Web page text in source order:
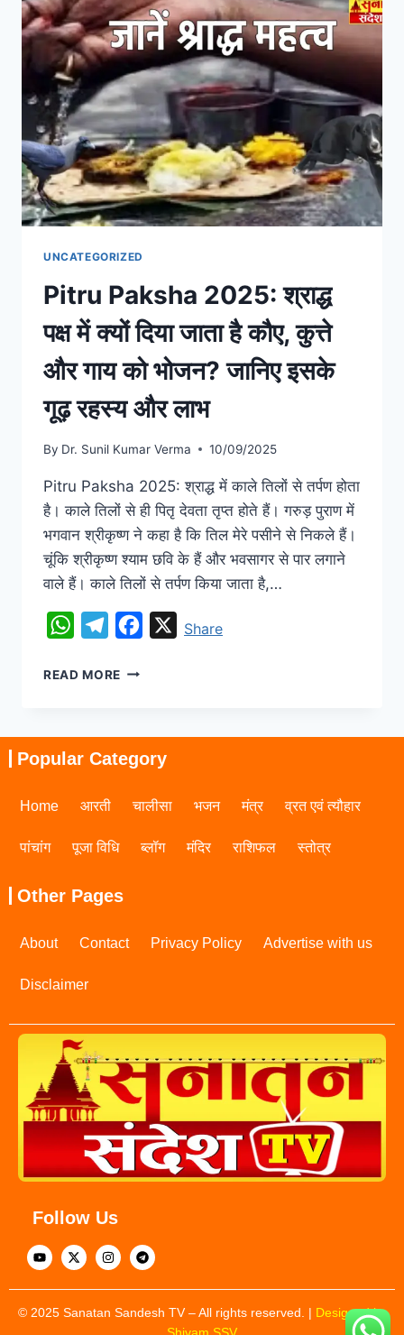
UNCATEGORIZED
Pitru Paksha 2025: श्राद्ध
पक्ष में क्यों दिया जाता है कौए, कुत्ते
और गाय को भोजन? जानिए इसके
गूढ़ रहस्य और लाभ
By Dr. Sunil Kumar Verma 10/09/2025
Pitru Paksha 2025: श्राद्ध में काले तिलों से तर्पण होता
है। काले तिलों से ही पितृ देवता तृप्त होते हैं। गरुड़ पुराण में
भगवान श्रीकृष्ण ने कहा है कि तिल मेरे पसीने से निकले हैं।
चूंकि श्रीकृष्ण श्याम छवि के हैं और भवसागर से पार लगाने
वाले हैं। काले तिलों से तर्पण किया जाता है,…
WhatsAppTelegramFacebook
XShare
READ MORE
Popular Category
Home आरती चालीसा भजन मंत्र व्रत एवं त्यौहार
पांचांग पूजा विधि ब्लॉग मंदिर राशिफल स्तोत्र
Other Pages
About Contact Privacy Policy Advertise with us
Disclaimer
Follow Us
© 2025 Sanatan Sandesh TV – All rights reserved. | Designed by
Shivam SSV